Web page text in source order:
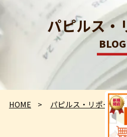
パピルス・
BLOG
HOME パピルス・リポート